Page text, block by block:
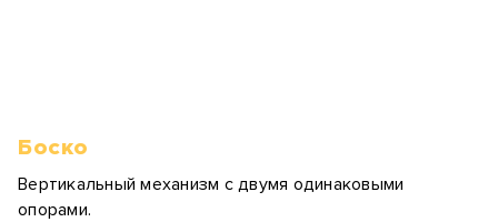
Боско
Вертикальный механизм с двумя одинаковыми
опорами.